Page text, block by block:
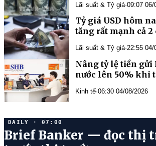
Lãi suất & Tỷ giá·09:07 06/
Tỷ giá USD hôm
tăng rất mạnh cả 2
Lãi suất & Tỷ giá·22:55 04/
Nâng tỷ lệ tiền gửi
nước lên 50% khi
đua lãi suất huy
Kinh tế·06:30 04/08/2026
DAILY · 07:00
Brief Banker — đọc thị